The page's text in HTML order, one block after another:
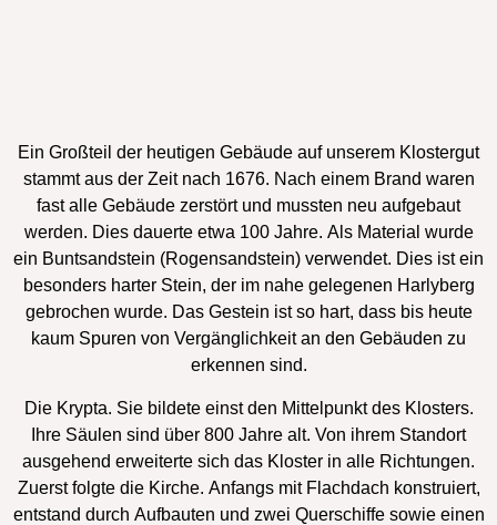
Ein Großteil der heutigen Gebäude auf unserem Klostergut
stammt aus der Zeit nach 1676. Nach einem Brand waren
fast alle Gebäude zerstört und mussten neu aufgebaut
werden. Dies dauerte etwa 100 Jahre. Als Material wurde
ein Buntsandstein (Rogensandstein) verwendet. Dies ist ein
besonders harter Stein, der im nahe gelegenen Harlyberg
gebrochen wurde. Das Gestein ist so hart, dass bis heute
kaum Spuren von Vergänglichkeit an den Gebäuden zu
erkennen sind.
Die Krypta. Sie bildete einst den Mittelpunkt des Klosters.
Ihre Säulen sind über 800 Jahre alt. Von ihrem Standort
ausgehend erweiterte sich das Kloster in alle Richtungen.
Zuerst folgte die Kirche. Anfangs mit Flachdach konstruiert,
entstand durch Aufbauten und zwei Querschiffe sowie einen